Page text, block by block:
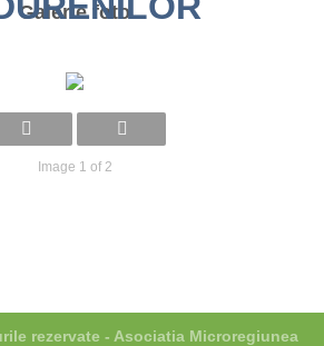
Galerie foto
Image 1 of 2
rezervate - Asociatia Microregiunea